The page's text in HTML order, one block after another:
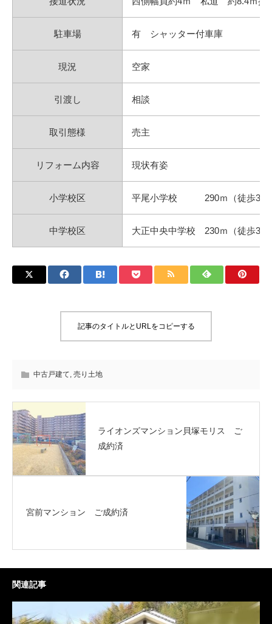
駐車場 有 シャッター付車庫
現況 空家
引渡し 相談
取引態様 売主
リフォーム内容 現状有姿
小学校区 平尾小学校 290ｍ（徒歩3分
中学校区 大正中央中学校 230ｍ（徒歩3分
記事のタイトルとURLをコピーする
中古戸建て 売り土地
ライオンズマンション貝塚モリス ご
成約済
宮前マンション ご成約済
関連記事